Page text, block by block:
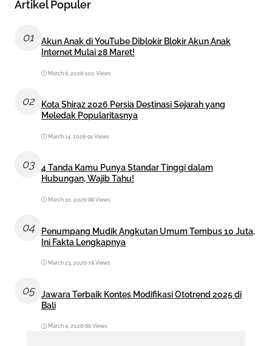
Artikel Populer
01
Akun Anak di YouTube Diblokir Blokir Akun Anak
Internet Mulai 28 Maret!
March 6, 2026•100 Views
02
Kota Shiraz 2026 Persia Destinasi Sejarah yang
Meledak Popularitasnya
March 14, 2026•91 Views
03
4 Tanda Kamu Punya Standar Tinggi dalam
Hubungan, Wajib Tahu!
March 10, 2026•88 Views
04
Penumpang Mudik Angkutan Umum Tembus 10 Juta,
Ini Fakta Lengkapnya
March 23, 2026•78 Views
05
Jawara Terbaik Kontes Modifikasi Ototrend 2025 di
Bali
March 4, 2026•66 Views